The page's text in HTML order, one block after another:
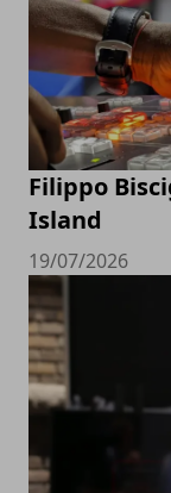
Filippo
Island
19/07/2026